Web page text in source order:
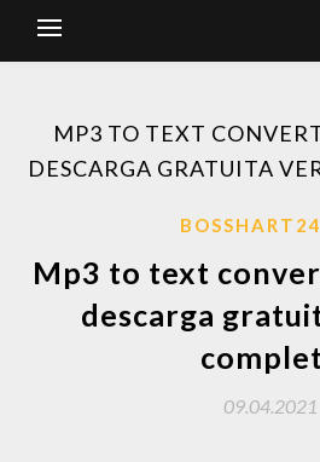
MP3 TO TEXT
DESCARGA GRATUITA
Mp3 to text
descarga
09.04.2021